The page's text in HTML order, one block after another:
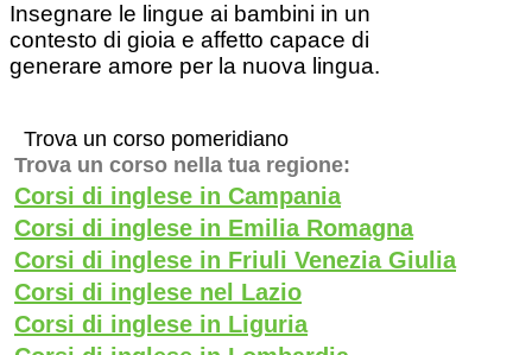
Insegnare le lingue ai bambini in un
contesto di gioia e affetto capace di
generare amore per la nuova lingua.
Trova un corso pomeridiano
Trova un corso nella tua regione:
Corsi di inglese in Campania
Corsi di inglese in Emilia Romagna
Corsi di inglese in Friuli Venezia Giulia
Corsi di inglese nel Lazio
Corsi di inglese in Liguria